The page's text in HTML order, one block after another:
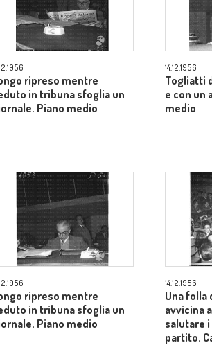
ripreso mentre
in tribuna sfoglia un
Piano medio
14.12.1956
Togliatti
e con un
medio
ripreso mentre
in tribuna sfoglia un
Piano medio
14.12.1956
Una folla
avvicina
salutare
partito.